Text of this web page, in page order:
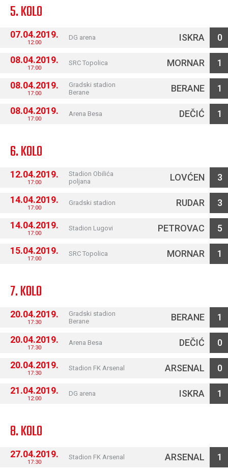
5. KOLO
07.04.2019.
12:00
DG arena ISKRA 0
08.04.2019.
17:00
SRC Topolica MORNAR 1
08.04.2019.
17:00
Gradski stadion
Berane
BERANE 1
08.04.2019.
17:00
Arena Besa DEČIĆ 1
6. KOLO
12.04.2019.
17:00
Stadion Obilića
poljana
LOVĆEN 3
14.04.2019.
17:00
Gradski stadion RUDAR 3
14.04.2019.
17:00
Stadion Lugovi PETROVAC 5
15.04.2019.
17:00
SRC Topolica MORNAR 1
7. KOLO
20.04.2019.
17:30
Gradski stadion
Berane
BERANE 1
20.04.2019.
17:30
Arena Besa DEČIĆ 0
20.04.2019.
17:30
Stadion FK Arsenal ARSENAL 0
21.04.2019.
12:00
DG arena ISKRA 1
8. KOLO
27.04.2019.
17:30
Stadion FK Arsenal ARSENAL 1